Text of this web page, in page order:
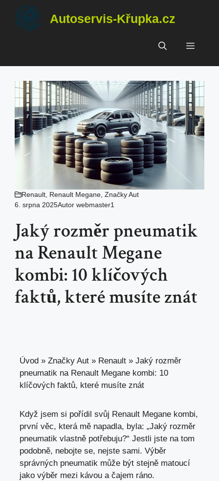
Přeskočit
obsah
Autoservis-Křupka.cz
Menu
Renault Renault Megane Značky Aut
6. srpna 2025Autor webmaster1
Jaký rozměr pneumatik
na Renault Megane
kombi: 10 klíčových
faktů, které musíte znát
Úvod » Značky Aut » Renault » Jaký rozměr
pneumatik na Renault Megane kombi: 10
klíčových faktů, které musíte znát
Když jsem si pořídil svůj Renault Megane kombi,
první věc, která mě napadla, byla: „Jaký rozměr
pneumatik vlastně potřebuju?“ Jestli jste na tom
podobně, nebojte se, nejste sami. Výběr
správných pneumatik může být stejně matoucí
jako výběr mezi kávou a čajem ráno.